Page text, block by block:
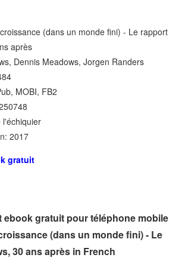
(dans un monde fini) - Le rapport
après
Dennis Meadows, Jorgen Randers
MOBI, FB2
l'échiquier
2017
gratuit
ebook gratuit pour téléphone mobile
(dans un monde fini) - Le
30 ans après in French